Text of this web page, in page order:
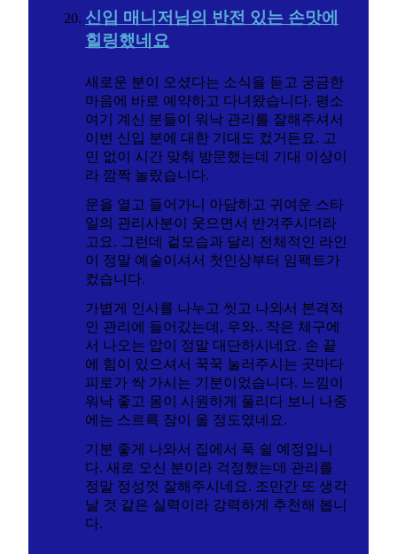
신입 매니저님의 반전 있는 손맛에
힐링했네요
새로운 분이 오셨다는 소식을 듣고 궁금한
마음에 바로 예약하고 다녀왔습니다. 평소
여기 계신 분들이 워낙 관리를 잘해주셔서
이번 신입 분에 대한 기대도 컸거든요. 고
민 없이 시간 맞춰 방문했는데 기대 이상이
라 깜짝 놀랐습니다.
문을 열고 들어가니 아담하고 귀여운 스타
일의 관리사분이 웃으면서 반겨주시더라
고요. 그런데 겉모습과 달리 전체적인 라인
이 정말 예술이셔서 첫인상부터 임팩트가
컸습니다.
가볍게 인사를 나누고 씻고 나와서 본격적
인 관리에 들어갔는데, 우와.. 작은 체구에
서 나오는 압이 정말 대단하시네요. 손 끝
에 힘이 있으셔서 꾹꾹 눌러주시는 곳마다
피로가 싹 가시는 기분이었습니다. 느낌이
워낙 좋고 몸이 시원하게 풀리다 보니 나중
에는 스르륵 잠이 올 정도였네요.
기분 좋게 나와서 집에서 푹 쉴 예정입니
다. 새로 오신 분이라 걱정했는데 관리를
정말 정성껏 잘해주시네요. 조만간 또 생각
날 것 같은 실력이라 강력하게 추천해 봅니
다.